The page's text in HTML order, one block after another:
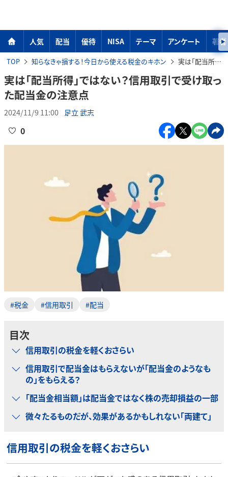
人気 配当 優待 NISA テーマ アンケート 著者
TOP 知らなきゃ損する！今日から使える税金のキホン 実は「配当所得」ではない？信用取引で受け取った配当金の注意点
実は「配当所得」ではない？信用取引で受け取っ
た配当金の注意点
2024/11/9 11:00 足立 武志
0
#税金 #信用取引 #配当
目次
信用取引の税金を軽くおさらい
信用取引で配当金はもらえないが「配当金のようなも
の」をもらえる？
「配当金相当額」は配当金ではなく株の売却損益の一部
微々たるものだが、効果があるかもしれない「両建て」
信用取引の税金を軽くおさらい